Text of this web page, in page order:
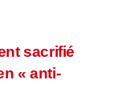
sacrifié
« anti-